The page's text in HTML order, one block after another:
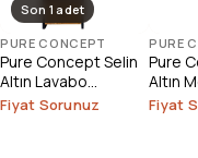
Son 1 adet
PURE CONCEPT
Pure Concept Selin
Altın Lavabo
Bataryası (Outlet)
Fiyat Sorunuz
PURE
Pure
Altın
Fırçalık
Fiyat